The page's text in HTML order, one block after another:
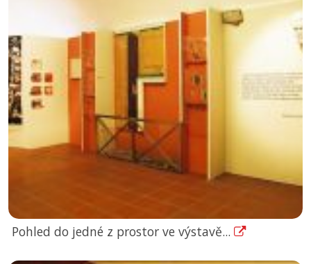
Pohled do jedné z prostor ve výstavě...